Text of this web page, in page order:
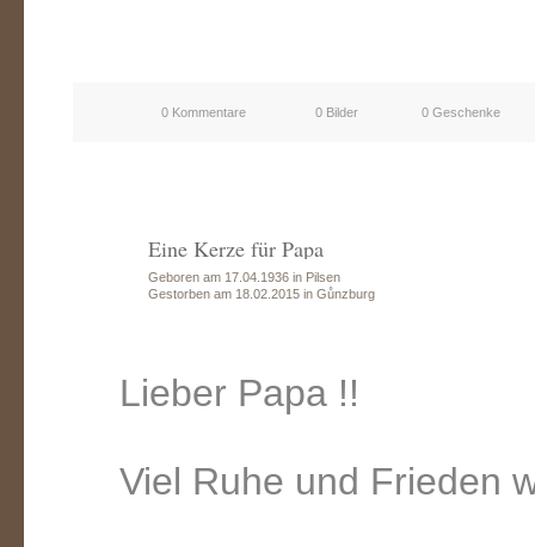
0 Kommentare 0 Bilder 0 Geschenke
Eine Kerze für Papa
Geboren am 17.04.1936 in Pilsen
Gestorben am 18.02.2015 in Gůnzburg
Lieber Papa !!
Viel Ruhe und Frieden